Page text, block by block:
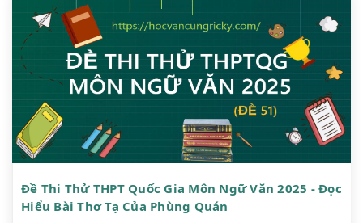
Đề Thi Thử THPT Quốc Gia Môn Ngữ Văn 2025 - Đọc
Hiểu Bài Thơ Tạ Của Phùng Quán